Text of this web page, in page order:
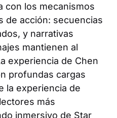
con los mecanismos
de acción: secuencias
y narrativas
mantienen al
experiencia de Chen
profundas cargas
la experiencia de
más
inmersivo de Star